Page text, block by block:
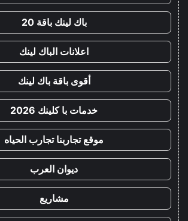
باك لينك باقة 20
اعلانات الباك لينك
أقوى باقة باك لينك
خدمات با كلينك 2026
موقع تجاربنا تجارب الحياه
ديوان العرب
مشاريع